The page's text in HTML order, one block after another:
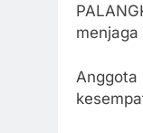
Anggota